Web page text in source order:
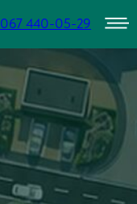
067 440-05-29